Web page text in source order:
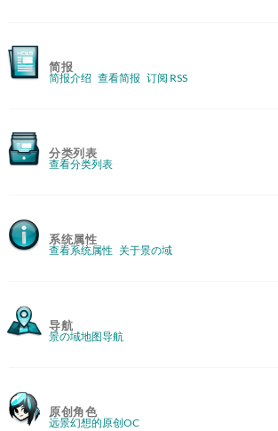
简报
简报介绍 查看简报 订阅 RSS
分类列表
查看分类列表
系统属性
查看系统属性 关于景の域
导航
景の域地图导航
原创角色
远景幻想的原创OC